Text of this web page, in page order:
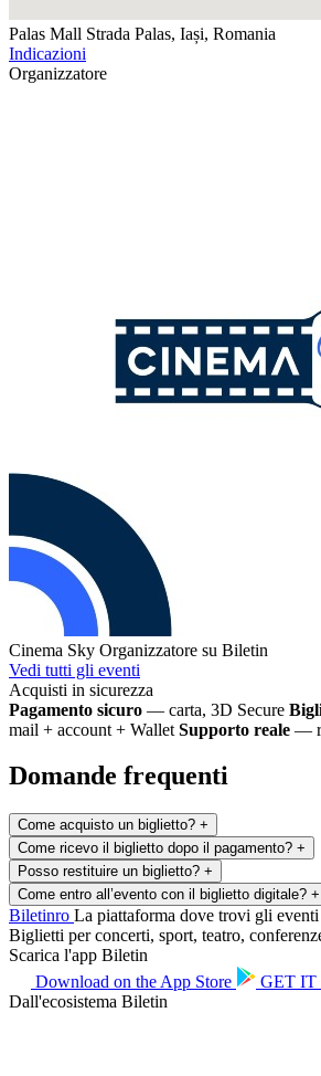
Palas Mall Strada Palas, Iași, Romania
Indicazioni
Organizzatore
Cinema Sky Organizzatore su Biletin
Vedi tutti gli eventi
Acquisti in sicurezza
Pagamento sicuro — carta, 3D Secure
mail + account + Wallet Supporto reale —
Domande frequenti
Come acquisto un biglietto? +
Come ricevo il biglietto dopo il pagamento? +
Posso restituire un biglietto? +
Come entro all’evento con il biglietto digitale? +
Biletinro La piattaforma dove trovi gli eventi
Biglietti per concerti, sport, teatro,
Scarica l'app Biletin
Download on the App Store GET IT
Dall'ecosistema Biletin